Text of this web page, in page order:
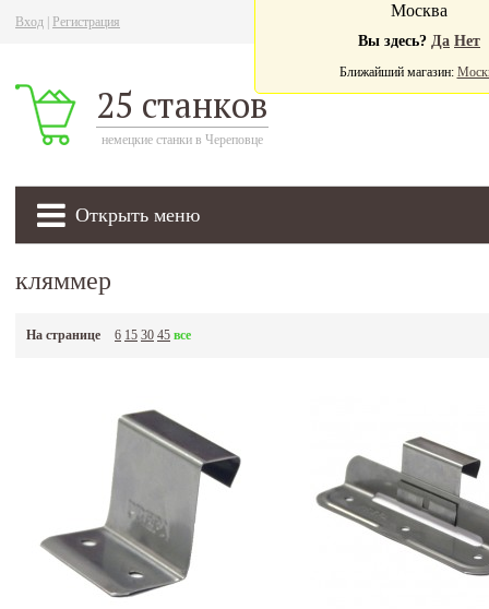
Вход Регистрация
25 станков
немецкие станки в Череповце
Открыть меню
Москва
Вы здесь? Да Нет
Ближайший магазин:
кляммер
На странице 6 15 30 45 все